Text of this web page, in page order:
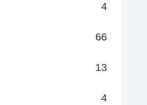
4
66
13
4